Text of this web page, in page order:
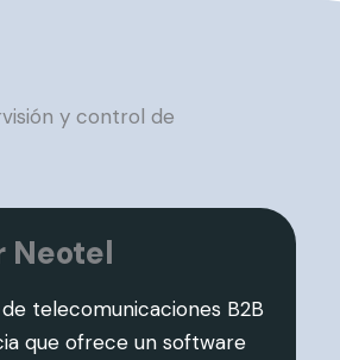
y control de
Neotel
telecomunicaciones B2B
que ofrece un software